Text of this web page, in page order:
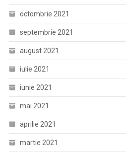
octombrie 2021
septembrie 2021
august 2021
iulie 2021
iunie 2021
mai 2021
aprilie 2021
martie 2021